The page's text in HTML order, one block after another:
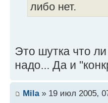
либо нет.
Это шутка что ли
надо... Да и
Mila» 19 июл 2005,